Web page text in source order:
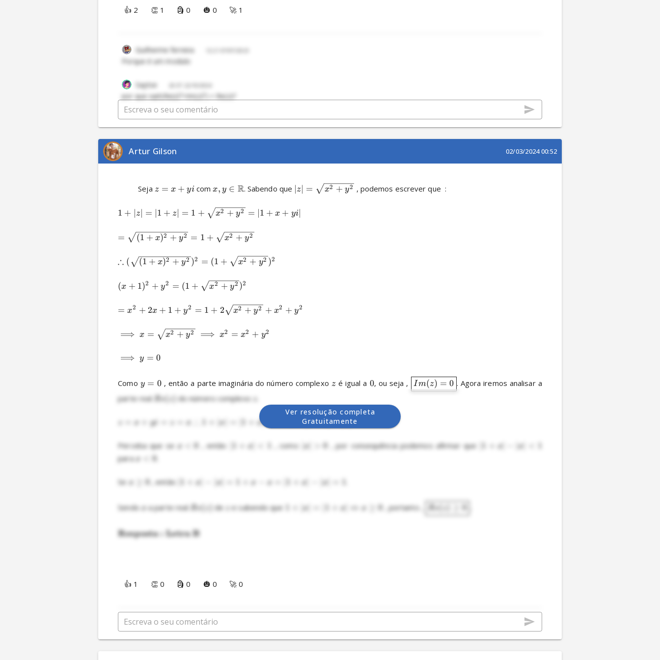
👍 2 👏 1 🗿 0 🎃 0 🚀 1
Guilherme ferreira
Porque é um modulo
Saytse
por que sqrt(Re(z)²+Im(z)²) = Re(z)?
matheus freire 19:21 10/04/2023
por qual motivo a parte real deve ser maior ou igual a zero?
Artur Gilson 02/03/2024 00:52
          Seja
z = x + yi com x, y ∈ R. Sabendo que ∣z = x2 + y2 , podemos escrever que  :
1 + z∣ = ∣1 + z = 1 + x2 + y2 = ∣1 + x + yi
= (1 + x)2 + y2 = 1 + x2 + y2
∴ ( (1 + x)2 + y2 )2 = (1 + x2 + y2 )2
(x + 1)2 + y2 = (1 + x2 + y2 )2
= x2 + 2x + 1 + y2 = 1 + 2 x2 + y2 + x2 + y2
⟹ x = x2 + y2 ⟹ x2 = x2 + y2
⟹ y = 0
Como y = 0 , então a parte imaginária do número complexo z é igual a 0, ou seja , Im(z) = 0 . Agora iremos analisar a
parte real R ( do número complexo
yi ∣ x∣ = ∣1+ x∣−∣x∣
Perceba que se , então , como , por consequência podemos afirmar que ∣
para 0
Se , então
Sendo a parte real R ( de e sabendo que ∣ ⇔ , portanto , R
Resposta : Letra B
Ver resolução completa
Gratuitamente
👍 1 👏 0 🗿 0 🎃 0 🚀 0